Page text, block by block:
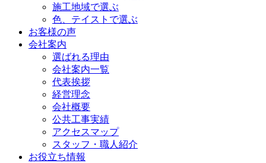
施工地域で選ぶ
色、テイストで選ぶ
お客様の声
会社案内
選ばれる理由
会社案内一覧
代表挨拶
経営理念
会社概要
公共工事実績
アクセスマップ
スタッフ・職人紹介
お役立ち情報